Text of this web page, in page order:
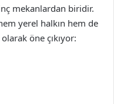
mekanlardan biridir.
yerel halkın hem de
öne çıkıyor: